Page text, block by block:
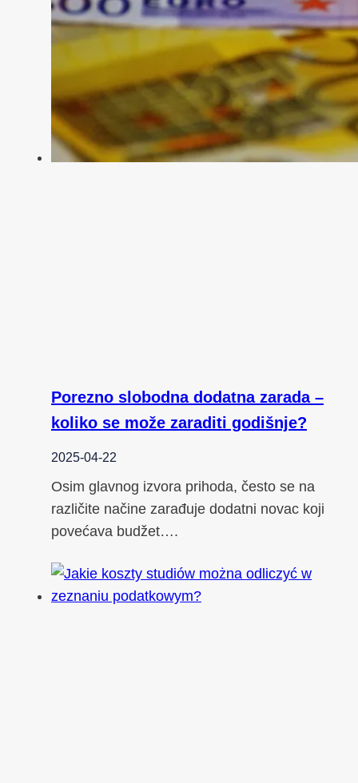
Porezno slobodna dodatna zarada –
koliko se može zaraditi godišnje?
2025-04-22
Osim glavnog izvora prihoda, često se na
različite načine zarađuje dodatni novac koji
povećava budžet….